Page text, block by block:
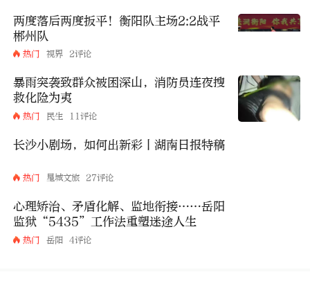
两度落后两度扳平！衡阳队主场2:2战平
郴州队
热门 视界 2评论
暴雨突袭致群众被困深山，消防员连夜搜
救化险为夷
热门 民生 11评论
长沙小剧场，如何出新彩丨湖南日报特稿
热门 星城文旅 27评论
心理矫治、矛盾化解、监地衔接……岳阳
监狱“5435”工作法重塑迷途人生
热门 岳阳 4评论